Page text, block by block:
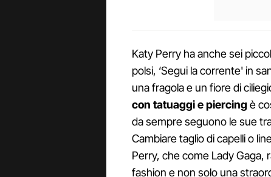
Katy Perry ha anche sei
polsi, ‘Segui la corrente' in
una fragola e un fiore di
con tatuaggi e piercing è
da sempre seguono le sue
Cambiare taglio di capelli o
Perry, che come Lady Gaga,
fashion e non solo una